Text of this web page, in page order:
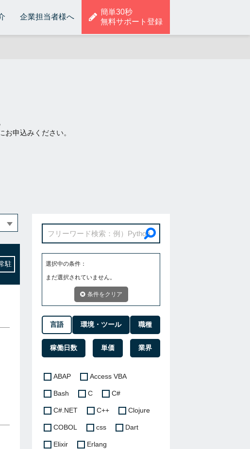
企業担当者様へ
簡単30秒
無料サポート登録
申込みください。
選択中の条件：
まだ選択されていません。
条件をクリア
言語 環境・ツール 職種
稼働日数 単価 業界
ABAP Access VBA
Bash C C#
C#.NET C++ Clojure
COBOL css Dart
Elixir Erlang
駐